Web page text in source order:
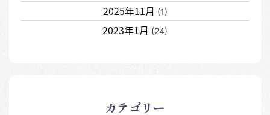
2025年11月 (1)
2023年1月 (24)
カテゴリー